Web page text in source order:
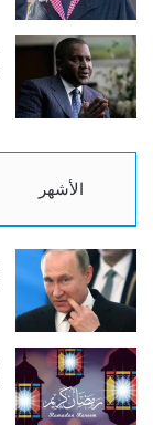
الأشهر